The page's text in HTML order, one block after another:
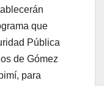
que
Pública
de Gómez
para